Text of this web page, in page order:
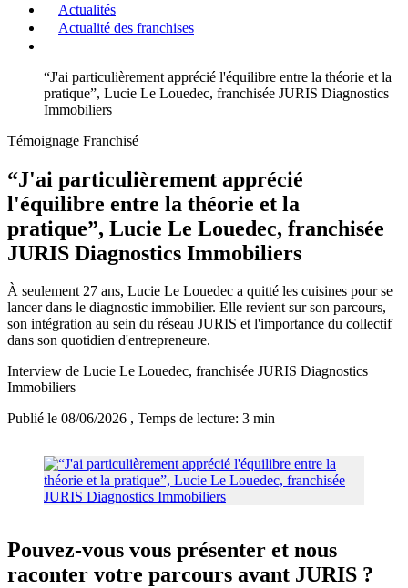
Actualités
Actualité des franchises
“J'ai particulièrement apprécié l'équilibre entre la théorie et la
pratique”, Lucie Le Louedec, franchisée JURIS Diagnostics
Immobiliers
Témoignage Franchisé
“J'ai particulièrement apprécié
l'équilibre entre la théorie et la
pratique”, Lucie Le Louedec, franchisée
JURIS Diagnostics Immobiliers
À seulement 27 ans, Lucie Le Louedec a quitté les cuisines pour se
lancer dans le diagnostic immobilier. Elle revient sur son parcours,
son intégration au sein du réseau JURIS et l'importance du collectif
dans son quotidien d'entrepreneure.
Interview de Lucie Le Louedec, franchisée JURIS Diagnostics
Immobiliers
Publié le 08/06/2026 , Temps de lecture: 3 min
Pouvez-vous vous présenter et nous
raconter votre parcours avant JURIS ?